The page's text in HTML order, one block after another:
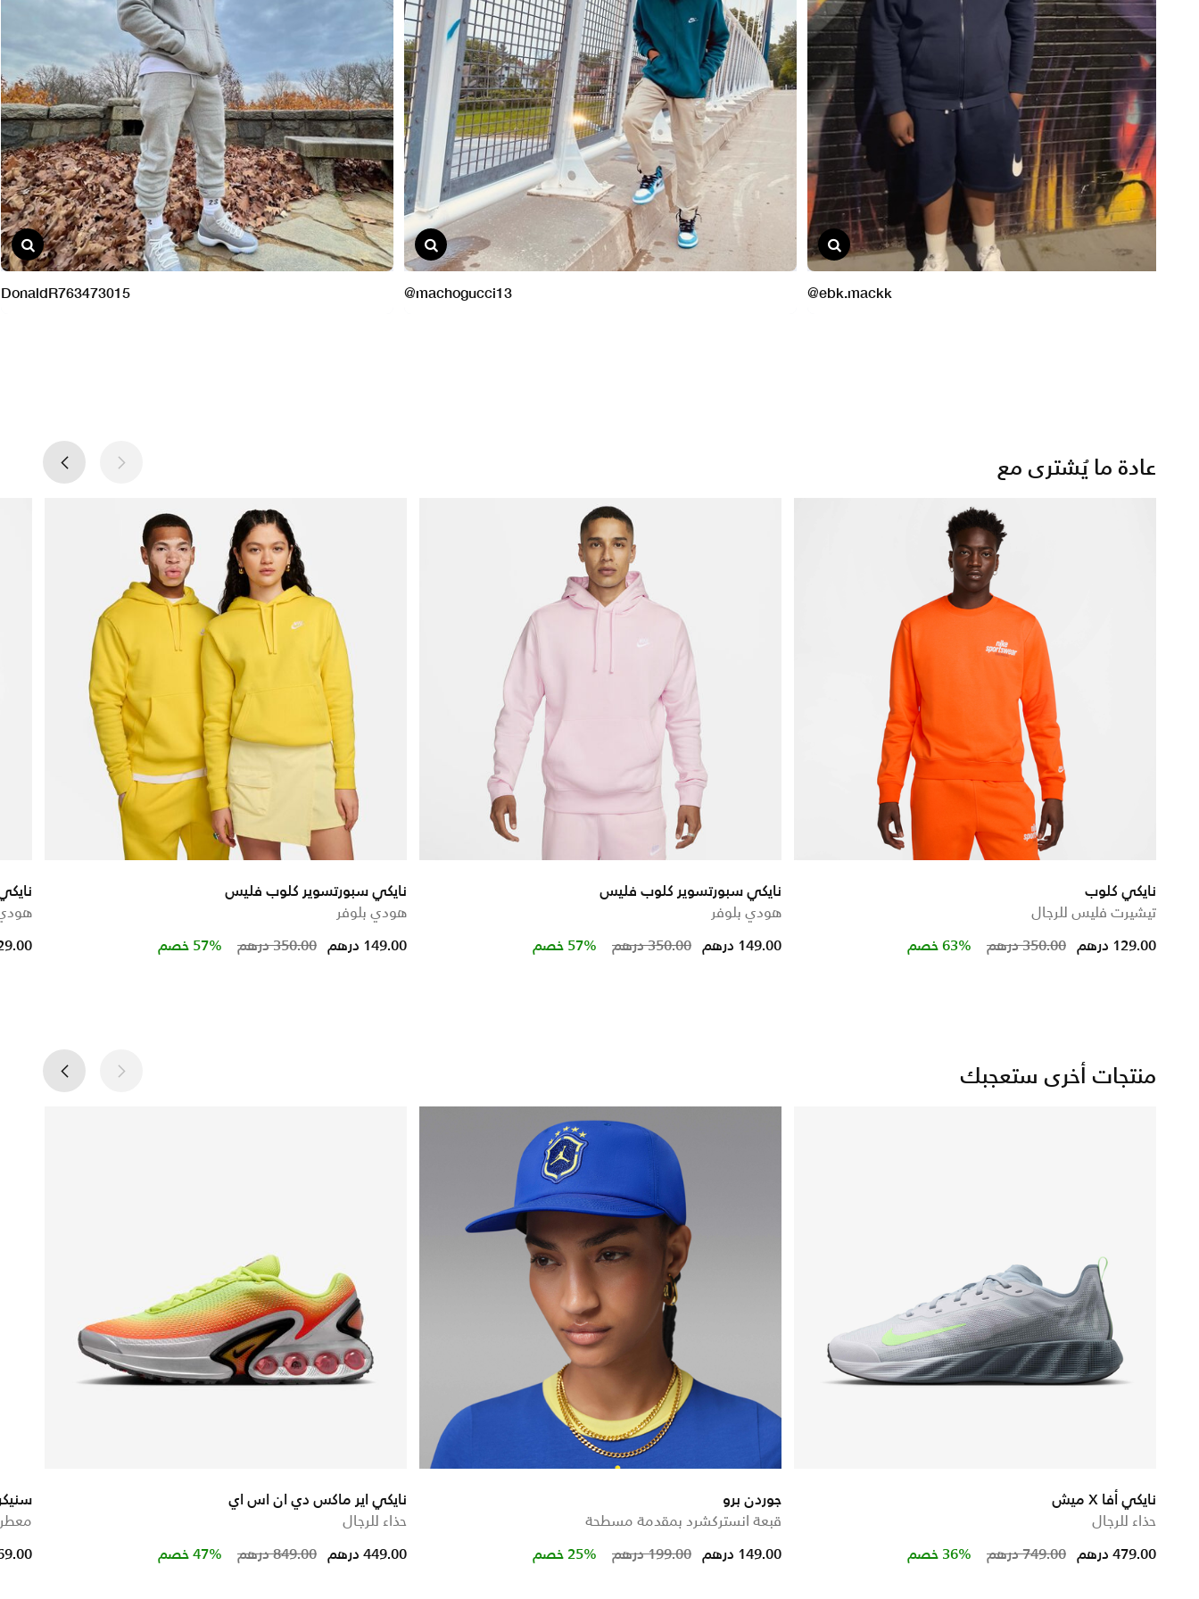
عادة ما يُشترى مع
نايكي كلوب
تيشيرت فليس للرجال
Price reduced from350.00 درهم to 129.00 درهم 63% خصم
نايكي سبورتسوير كلوب فليس
هودي بلوفر
Price reduced from350.00 درهم to 149.00 درهم 57% خصم
نايكي سبورتسوير كلوب فليس
هودي بلوفر
Price reduced from350.00 درهم to 149.00 درهم 57% خصم
from
129.00
منتجات أخرى ستعجبك
نايكي أفا X ميش
حذاء للرجال
Price reduced from749.00 درهم to 479.00 درهم 36% خصم
جوردن برو
قبعة انستركشرد بمقدمة مسطحة
Price reduced from199.00 درهم to 149.00 درهم 25% خصم
نايكي اير ماكس دي ان اس اي
حذاء للرجال
Price reduced from849.00 درهم to 449.00 درهم 47% خصم
معطر
69.00